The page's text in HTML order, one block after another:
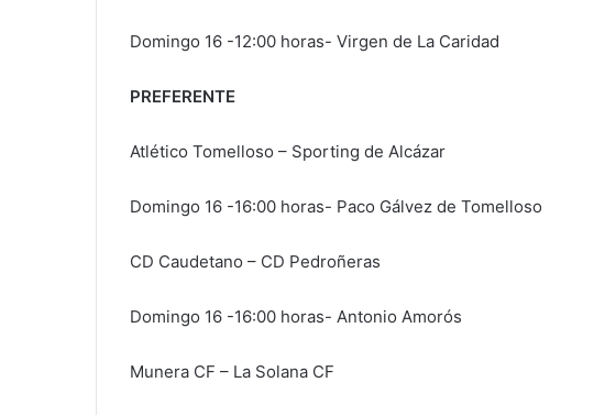
Domingo 16 -12:00 horas- Virgen de La Caridad
PREFERENTE
Atlético Tomelloso – Sporting de Alcázar
Domingo 16 -16:00 horas- Paco Gálvez de Tomelloso
CD Caudetano – CD Pedroñeras
Domingo 16 -16:00 horas- Antonio Amorós
Munera CF – La Solana CF